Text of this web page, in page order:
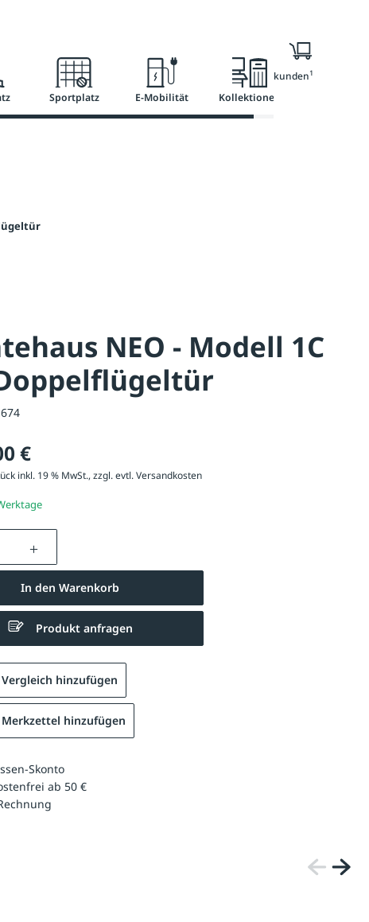
Sportplatz E-Mobilität Kollektionen
Nur für Geschäftskunden1
NEO - Modell 1C
€
inkl. 19 % MwSt., zzgl. evtl.Versandkosten
Anzahl: Gib den gewünschten Wert ein oder
In den Warenkorb
Produkt anfragen
hinzufügen
hinzufügen
Skonto
ab 50 €